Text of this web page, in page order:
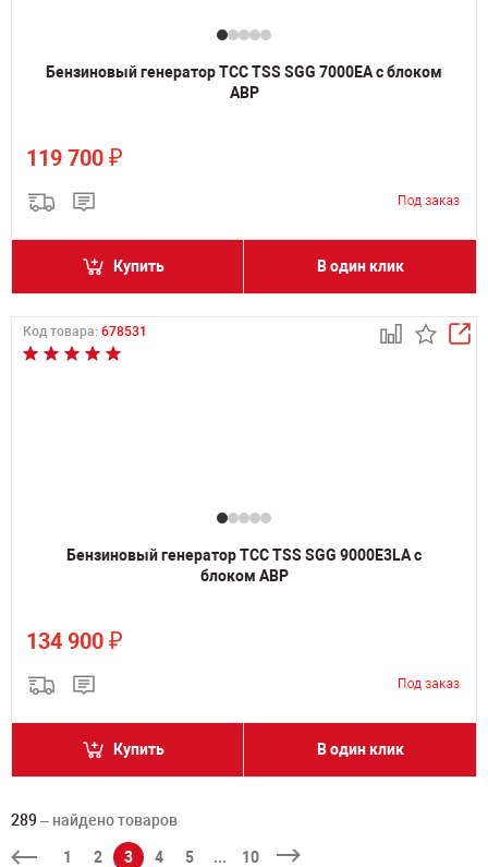
Бензиновый генератор ТСС TSS SGG 7000EA с блоком
АВР
119 700 ₽
Купить В один клик
Код товара: 678531
Бензиновый генератор ТСС TSS SGG 9000E3LA с
блоком АВР
134 900 ₽
Купить В один клик
289– найдено товаров
1 2 3 4 5 ... 10